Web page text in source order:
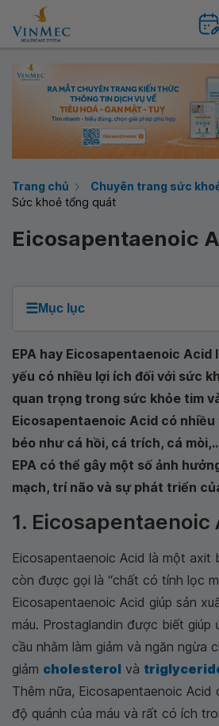
Trang chủ
Chuyên trang sức
Sức khoẻ tổng quát
Eicosapentaenoic
☰Mục lục
EPA hay Eicosapentaenoic
yếu có nhiều lợi ích đối với sức
quan trọng trong sức khỏe tim
Eicosapentaenoic Acid có
béo như cá hồi, cá trích, cá
EPA có thể gây một số ảnh
mạch, trí não và sự phát triển
1. Eicosapentaenoic
Eicosapentaenoic Acid là một axit
còn được gọi là “chất có tính lọc
Eicosapentaenoic Acid giúp sản
máu. Prostaglandin được biết giúp
cầu nhằm làm giảm và ngăn ngừa
giảm cholesterol và
Thêm nữa, Eicosapentaenoic Acid
độ quánh của máu và rất có ích